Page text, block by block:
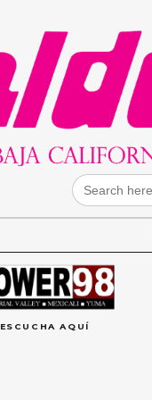
Search
for:
ESCUCHA AQUÍ